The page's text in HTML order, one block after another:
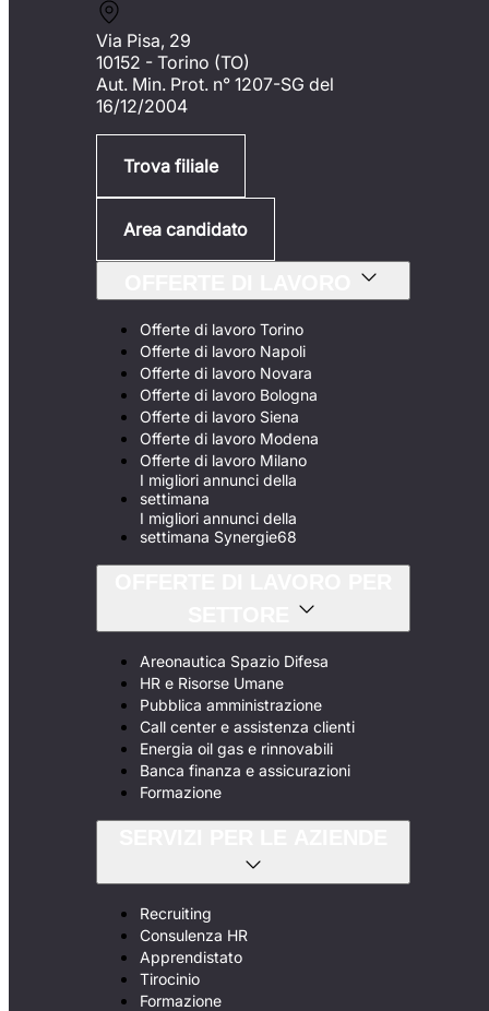
Via Pisa, 29
10152 - Torino (TO)
Aut. Min. Prot. n° 1207-SG del
16/12/2004
Trova filiale
Area candidato
Offerte di lavoro Torino
Offerte di lavoro Napoli
Offerte di lavoro Novara
Offerte di lavoro Bologna
Offerte di lavoro Siena
Offerte di lavoro Modena
Offerte di lavoro Milano
I migliori annunci della
settimana
I migliori annunci della
settimana Synergie68
Areonautica Spazio Difesa
HR e Risorse Umane
Pubblica amministrazione
Call center e assistenza clienti
Energia oil gas e rinnovabili
Banca finanza e assicurazioni
Formazione
Recruiting
Consulenza HR
Apprendistato
Tirocinio
Formazione